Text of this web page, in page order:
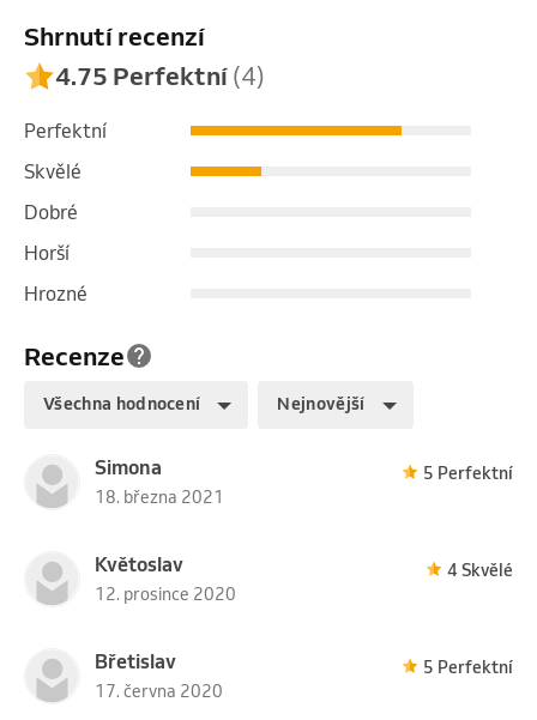
Recenze
Všechna hodnocení Nejnovější
Simona
18. března 2021
5 Perfektní
Květoslav
12. prosince 2020
4 Skvělé
Břetislav
17. června 2020
5 Perfektní
Shrnutí recenzí
4.75 Perfektní(4)
Perfektní
Skvělé
Dobré
Horší
Hrozné